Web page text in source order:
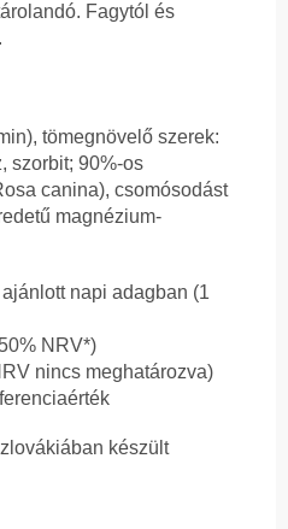
Fagytól és
tömegnövelő szerek:
szorbit; 90%-os
canina), csomósodást
magnézium-
napi adagban (1
NRV*)
nincs meghatározva)
készült